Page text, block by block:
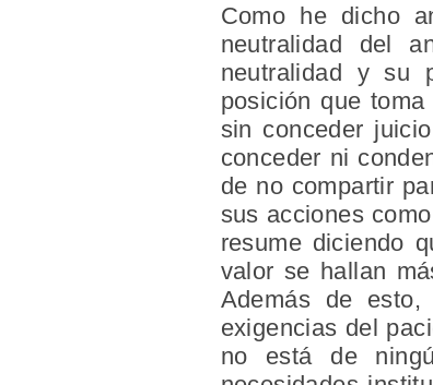
Como he dicho
neutralidad del
neutralidad y su
posición que
sin conceder
conceder ni
de no compartir
sus acciones
resume diciendo
valor se hallan
Además de
exigencias del
no está de